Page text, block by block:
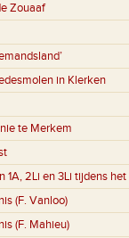
Zouaaf
in Klerken
te Merkem
1A, 2Li en 3Li tijdens
(F. Vanloo)
(F. Mahieu)